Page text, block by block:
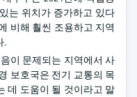
는 위치가 증가하고 있다
비해 훨씬 조용하고 지역
.
이 문제되는 지역에서 사
보호국은 전기 교통의 목
데 도움이 될 것이라고 말